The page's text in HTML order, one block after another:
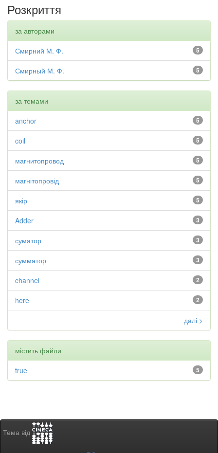
Розкриття
за авторами
5
Смирний М. Ф.
5
Смирный М. Ф.
за темами
5
anchor
5
coil
5
магнитопровод
5
магнітопровід
5
якір
3
Adder
3
суматор
3
сумматор
2
channel
2
here
далі >
містить файли
5
true
Тема від